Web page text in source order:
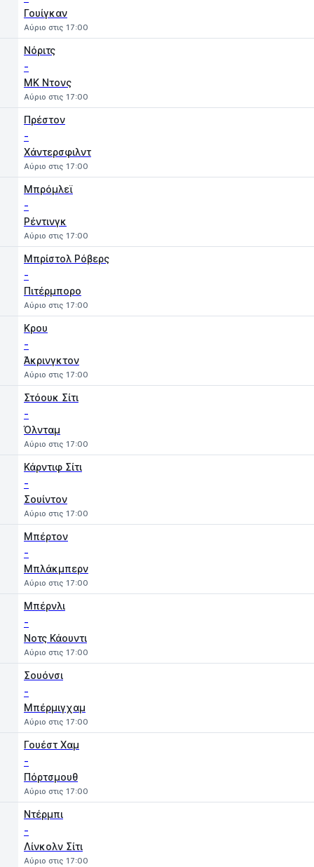
Γουίγκαν
Αύριο στις 17:00
Νόριτς
-
MK Ντονς
Αύριο στις 17:00
Πρέστον
-
Χάντερσφιλντ
Αύριο στις 17:00
Μπρόμλεϊ
-
Ρέντινγκ
Αύριο στις 17:00
Μπρίστολ Ρόβερς
-
Πιτέρμπορο
Αύριο στις 17:00
Κρου
-
Άκρινγκτον
Αύριο στις 17:00
Στόουκ Σίτι
-
Όλνταμ
Αύριο στις 17:00
Κάρντιφ Σίτι
-
Σουίντον
Αύριο στις 17:00
Μπέρτον
-
Μπλάκμπερν
Αύριο στις 17:00
Μπέρνλι
-
Νοτς Κάουντι
Αύριο στις 17:00
Σουόνσι
-
Μπέρμιγχαμ
Αύριο στις 17:00
Γουέστ Χαμ
-
Πόρτσμουθ
Αύριο στις 17:00
Ντέρμπι
-
Λίνκολν Σίτι
Αύριο στις 17:00